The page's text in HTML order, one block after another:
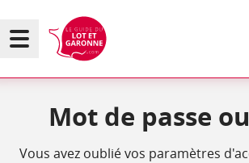
Mot de passe
Vous avez oublié vos paramètres